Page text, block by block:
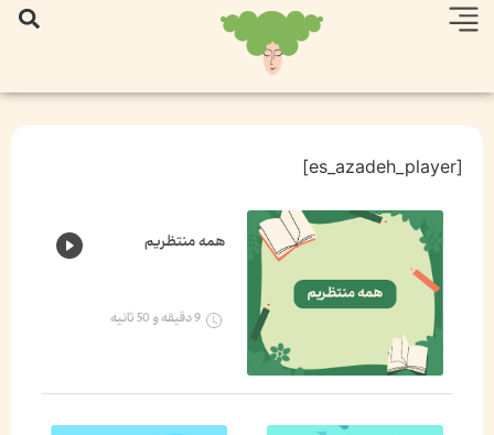
[es_azadeh_player]
همه منتظریم
9 دقیقه و 50 ثانیه